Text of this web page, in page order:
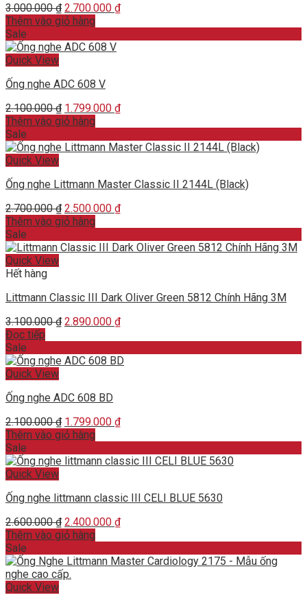
3.000.000₫ Original
price
3.000.000 ₫.
2.700.000 ₫Current
Thêm vào giỏ hàng
Sale
Quick View
Ống nghe ADC 608 V
2.100.000₫ Original
price
2.100.000 ₫.
1.799.000 ₫Current
1.799.000 ₫.
Thêm vào giỏ hàng
Sale
Quick View
Ống nghe Littmann Master Classic II 2144L (Black)
2.700.000₫ Original
price
2.700.000 ₫.
2.500.000 ₫Current
2.500.000 ₫.
Thêm vào giỏ hàng
Sale
Quick View
Hết hàng
Littmann Classic III Dark Oliver Green 5812 Chính Hãng 3M
3.100.000₫ Original
3.100.000 ₫.
2.890.000 ₫Current
2.890.000 ₫.
Đọc tiếp
Sale
Quick View
Ống nghe ADC 608 BD
2.100.000₫ Original
price
2.100.000 ₫.
1.799.000 ₫Current
1.799.000 ₫.
Thêm vào giỏ hàng
Sale
Quick View
Ống nghe littmann classic III CELI BLUE 5630
2.600.000₫ Original
price
2.600.000 ₫.
2.400.000 ₫Current
2.400.000 ₫.
Thêm vào giỏ hàng
Sale
Quick View